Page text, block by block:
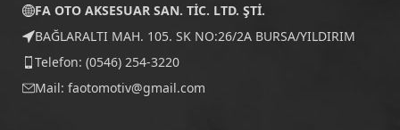
FA OTO AKSESUAR SAN. TİC. LTD. ŞTİ.
BAĞLARALTI MAH. 105. SK NO:26/2A BURSA/YILDIRIM
Telefon: (0546) 254-3220
Mail: faotomotiv@gmail.com